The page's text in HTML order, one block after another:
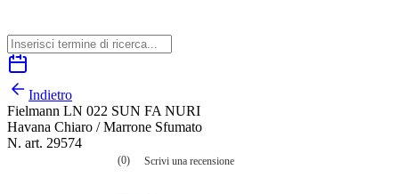
Indietro
Fielmann LN 022 SUN FA NURI
Havana Chiaro / Marrone Sfumato
N. art. 29574
(0) Scrivi una recensione